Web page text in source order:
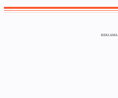
REKLAMA